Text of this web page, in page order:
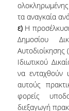
ολοκληρωμένης
τα αναγκαία
ε)Η
Δημοσίου
Ιδιωτικού
να ενταχθούν
αυτούς
φορείς
διεξαγωγή